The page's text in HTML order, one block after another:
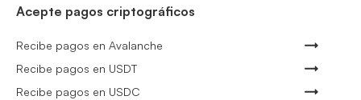
Acepte pagos criptográficos
Recibe pagos en Avalanche
Recibe pagos en USDT
Recibe pagos en USDC